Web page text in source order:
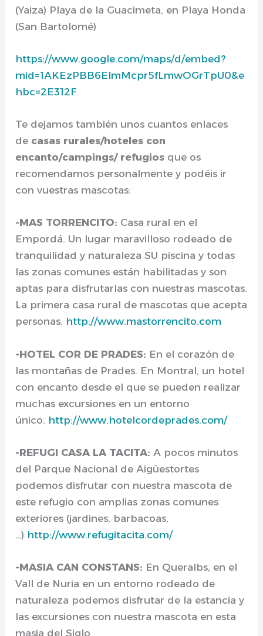
(Yaiza) Playa de la Guacimeta, en Playa Honda
(San Bartolomé)
https://www.google.com/maps/d/embed?
mid=1AKEzPBB6ElmMcpr5fLmwOGrTpU0&e
hbc=2E312F
Te dejamos también unos cuantos enlaces
de casas rurales/hoteles con
encanto/campings/ refugios que os
recomendamos personalmente y podéis ir
con vuestras mascotas:
-MAS TORRENCITO: Casa rural en el
Empordá. Un lugar maravilloso rodeado de
tranquilidad y naturaleza SU piscina y todas
las zonas comunes están habilitadas y son
aptas para disfrutarlas con nuestras mascotas.
La primera casa rural de mascotas que acepta
personas. http://www.mastorrencito.com
-HOTEL COR DE PRADES: En el corazón de
las montañas de Prades. En Montral, un hotel
con encanto desde el que se pueden realizar
muchas excursiones en un entorno
único. http://www.hotelcordeprades.com/
-REFUGI CASA LA TACITA: A pocos minutos
del Parque Nacional de Aigüestortes
podemos disfrutar con nuestra mascota de
este refugio con amplias zonas comunes
exteriores (jardines, barbacoas,
…) http://www.refugitacita.com/
-MASIA CAN CONSTANS: En Queralbs, en el
Vall de Nuria en un entorno rodeado de
naturaleza podemos disfrutar de la estancia y
las excursiones con nuestra mascota en esta
masia del Siglo